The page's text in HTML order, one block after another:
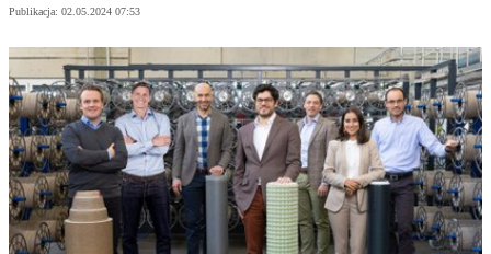
Publikacja: 02.05.2024 07:53